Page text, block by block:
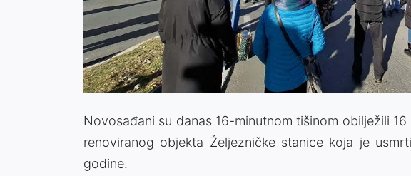
Novosađani su danas 16-minutnom tišinom obilježili
renoviranog objekta Željezničke stanice koja je
godine.